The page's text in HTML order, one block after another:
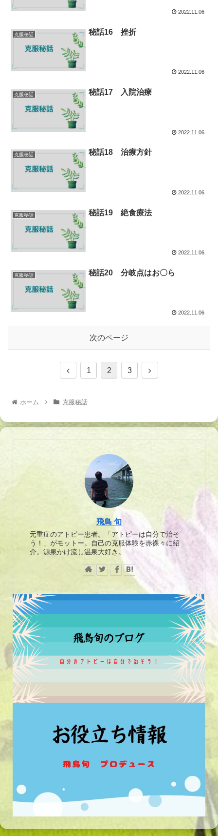
2022.11.06
克服秘話 秘話16 挫折
2022.11.06
克服秘話 秘話17 入院治療
2022.11.06
克服秘話 秘話18 治療方針
2022.11.06
克服秘話 秘話19 絶食療法
2022.11.06
克服秘話 秘話20 分岐点はお〇ら
2022.11.06
次のページ
1 2 3
ホーム 克服秘話
飛鳥 旬
元重症のアトピー患者。「アトピーは自分で治そ
う！」がモットー。自己の克服体験を赤裸々に紹
介。源泉かけ流し温泉大好き。